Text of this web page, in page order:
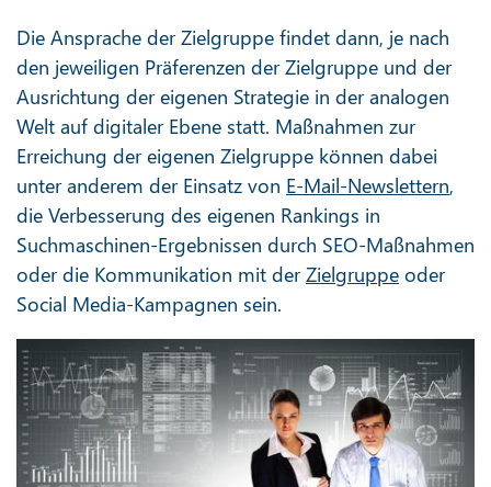
Die Ansprache der Zielgruppe findet dann, je nach
den jeweiligen Präferenzen der Zielgruppe und der
Ausrichtung der eigenen Strategie in der analogen
Welt auf digitaler Ebene statt. Maßnahmen zur
Erreichung der eigenen Zielgruppe können dabei
unter anderem der Einsatz von E-Mail-Newslettern,
die Verbesserung des eigenen Rankings in
Suchmaschinen-Ergebnissen durch SEO-Maßnahmen
oder die Kommunikation mit derZielgruppe oder
Social Media-Kampagnen sein.